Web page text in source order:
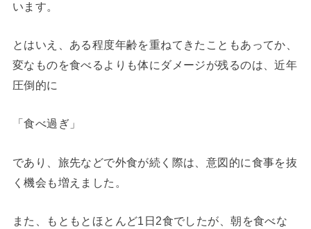
います。
とはいえ、ある程度年齢を重ねてきたこともあってか、
変なものを食べるよりも体にダメージが残るのは、近年
圧倒的に
「食べ過ぎ」
であり、旅先などで外食が続く際は、意図的に食事を抜
く機会も増えました。
また、もともとほとんど1日2食でしたが、朝を食べな